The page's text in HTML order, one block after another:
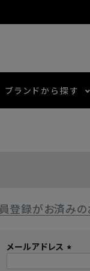
ブランドから探す
3Dクレイジェル
ファージェル
LEDライト
登録がお済み
メールアドレス